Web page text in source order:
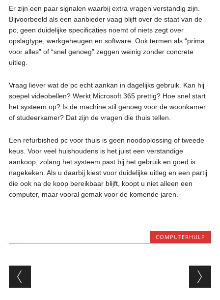
Er zijn een paar signalen waarbij extra vragen verstandig zijn.
Bijvoorbeeld als een aanbieder vaag blijft over de staat van de
pc, geen duidelijke specificaties noemt of niets zegt over
opslagtype, werkgeheugen en software. Ook termen als “prima
voor alles” of “snel genoeg” zeggen weinig zonder concrete
uitleg.
Vraag liever wat de pc echt aankan in dagelijks gebruik. Kan hij
soepel videobellen? Werkt Microsoft 365 prettig? Hoe snel start
het systeem op? Is de machine stil genoeg voor de woonkamer
of studeerkamer? Dat zijn de vragen die thuis tellen.
Een refurbished pc voor thuis is geen noodoplossing of tweede
keus. Voor veel huishoudens is het juist een verstandige
aankoop, zolang het systeem past bij het gebruik en goed is
nagekeken. Als u daarbij kiest voor duidelijke uitleg en een partij
die ook na de koop bereikbaar blijft, koopt u niet alleen een
computer, maar vooral gemak voor de komende jaren.
COMPUTERHULP
Berichtnavigatie